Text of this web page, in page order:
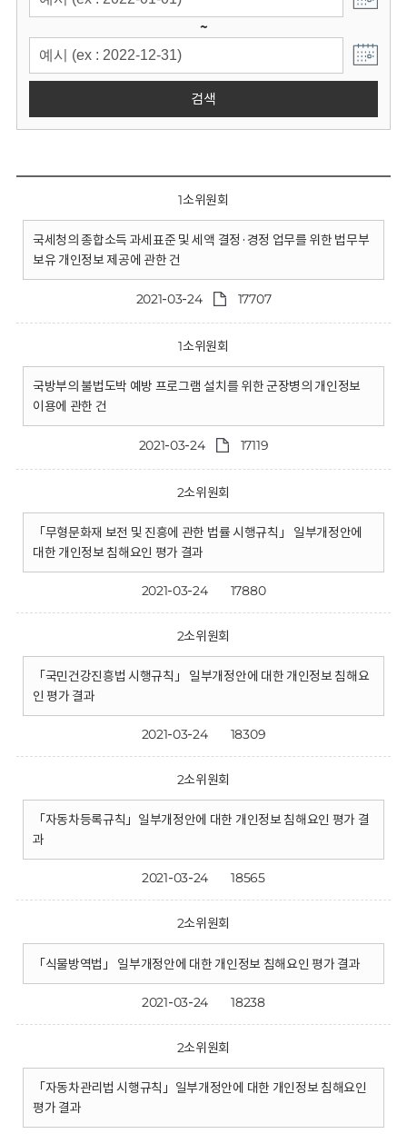
~
검색
1소위원회
국세청의 종합소득 과세표준 및 세액 결정·경정 업무를 위한 법무부
보유 개인정보 제공에 관한 건
2021-03-24 17707
1소위원회
국방부의 불법도박 예방 프로그램 설치를 위한 군장병의 개인정보
이용에 관한 건
2021-03-24 17119
2소위원회
「무형문화재 보전 및 진흥에 관한 법률 시행규칙」 일부개정안에
대한 개인정보 침해요인 평가 결과
2021-03-24 17880
2소위원회
「국민건강진흥법 시행규칙」 일부개정안에 대한 개인정보 침해요
인 평가 결과
2021-03-24 18309
2소위원회
「자동차등록규칙」일부개정안에 대한 개인정보 침해요인 평가 결
과
2021-03-24 18565
2소위원회
「식물방역법」 일부개정안에 대한 개인정보 침해요인 평가 결과
2021-03-24 18238
2소위원회
「자동차관리법 시행규칙」일부개정안에 대한 개인정보 침해요인
평가 결과